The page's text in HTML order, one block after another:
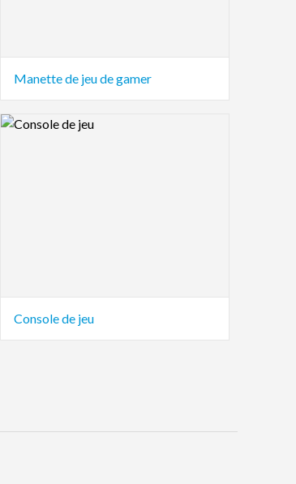
Manette de jeu de gamer
Logo Preview Image
Console de jeu